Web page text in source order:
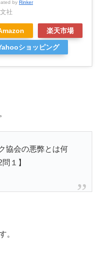
by Rinker
社
楽天市場
ショッピング
協会の悪弊とは何
１】
。